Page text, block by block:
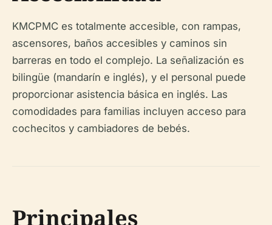
KMCPMC es totalmente accesible, con rampas,
ascensores, baños accesibles y caminos sin
barreras en todo el complejo. La señalización es
bilingüe (mandarín e inglés), y el personal puede
proporcionar asistencia básica en inglés. Las
comodidades para familias incluyen acceso para
cochecitos y cambiadores de bebés.
Principales